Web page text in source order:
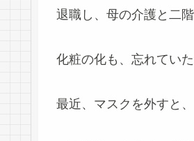
退職し、母の介護と二
化粧の化も、忘れていた
最近、マスクを外すと、